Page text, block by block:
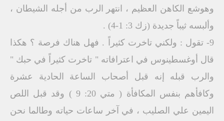
وهوشع الكاهن العظيم ، انتهر الرب من أجله الشيطان ،
وألبسه ثيباً جديدة (زك 3: 1-4) .
9- تقول : ولكني تاخرت كثيراً . فهل هناك فرصة ؟ هكذا
قال أوغسطينوس في اعترافاته " تاخرت كثيراً في حبك "
والرب قبله إنه قبل أصحاب الساعة الحادية عشرة
وكافأهم بنفس المكافأة ( متي 20: 9 ) وقد قبل اللص
اليمين علي الصليب ، في آخر ساعات حياته وطالما نحن